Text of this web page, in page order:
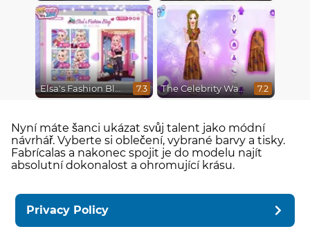
Elsa's Fashion Blog 7.3 The Celebrity Way Of Life 7.2
Nyní máte šanci ukázat svůj talent jako módní
návrhář. Vyberte si oblečení, vybrané barvy a tisky.
Fabrícalas a nakonec spojit je do modelu najít
absolutní dokonalost a ohromující krásu.
Privacy Policy